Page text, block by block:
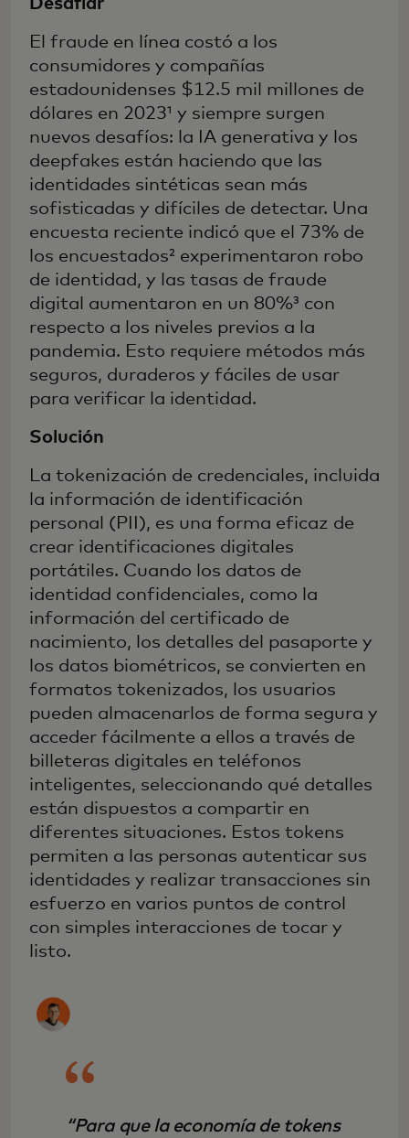
Desafiar
El fraude en línea costó a los
consumidores y compañías
estadounidenses $12.5 mil millones de
dólares en 2023¹ y siempre surgen
nuevos desafíos: la IA generativa y los
deepfakes están haciendo que las
identidades sintéticas sean más
sofisticadas y difíciles de detectar. Una
encuesta reciente indicó que el 73% de
los encuestados² experimentaron robo
de identidad, y las tasas de fraude
digital aumentaron en un 80%³ con
respecto a los niveles previos a la
pandemia. Esto requiere métodos más
seguros, duraderos y fáciles de usar
para verificar la identidad.
Solución
La tokenización de credenciales, incluida
la información de identificación
personal (PII), es una forma eficaz de
crear identificaciones digitales
portátiles. Cuando los datos de
identidad confidenciales, como la
información del certificado de
nacimiento, los detalles del pasaporte y
los datos biométricos, se convierten en
formatos tokenizados, los usuarios
pueden almacenarlos de forma segura y
acceder fácilmente a ellos a través de
billeteras digitales en teléfonos
inteligentes, seleccionando qué detalles
están dispuestos a compartir en
diferentes situaciones. Estos tokens
permiten a las personas autenticar sus
identidades y realizar transacciones sin
esfuerzo en varios puntos de control
con simples interacciones de tocar y
listo.
“Para que la economía de tokens